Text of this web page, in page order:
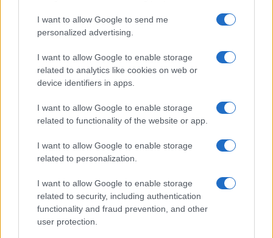
I want to allow Google to send me
personalized advertising.
I want to allow Google to enable storage
related to analytics like cookies on web or
device identifiers in apps.
I want to allow Google to enable storage
related to functionality of the website or app.
I want to allow Google to enable storage
related to personalization.
I want to allow Google to enable storage
related to security, including authentication
functionality and fraud prevention, and other
user protection.
Continua a leggere
FITNESS